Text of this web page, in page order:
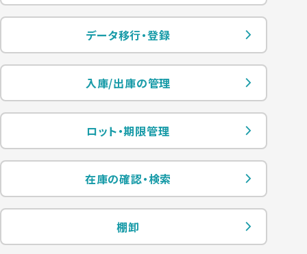
データ移行・登録
入庫/出庫の管理
ロット・期限管理
在庫の確認・検索
棚卸